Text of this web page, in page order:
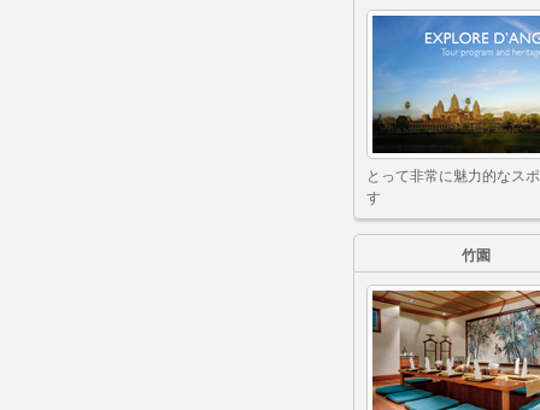
とって非常に魅力的なス
す
竹園